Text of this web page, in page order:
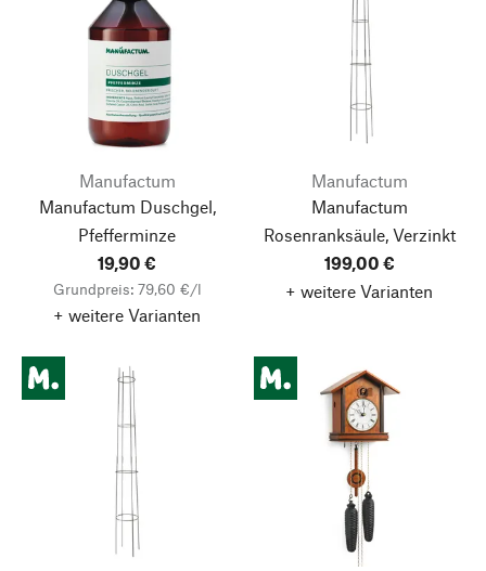
Manufactum
Manufactum Duschgel,
Pfefferminze
19,90 €
Grundpreis: 79,60 €/l
+ weitere Varianten
Manufactum
Manufactum
Rosenranksäule, Verzinkt
199,00 €
+ weitere Varianten